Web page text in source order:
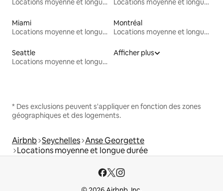
Locations moyenne et longue durée Locations moyenne et longue durée
Miami
Locations moyenne et longue durée
Montréal
Locations moyenne et longue durée
Seattle
Locations moyenne et longue durée
Afficher plus
* Des exclusions peuvent s'appliquer en fonction des zones
géographiques et des logements.
Airbnb Seychelles Anse Georgette
Locations moyenne et longue durée